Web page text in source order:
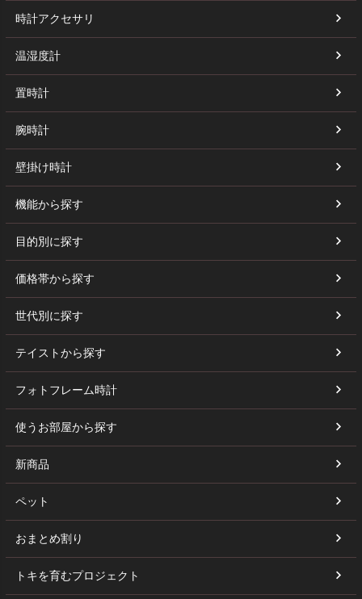
時計アクセサリ
温湿度計
置時計
腕時計
壁掛け時計
機能から探す
目的別に探す
価格帯から探す
世代別に探す
テイストから探す
フォトフレーム時計
使うお部屋から探す
新商品
ペット
おまとめ割り
トキを育むプロジェクト